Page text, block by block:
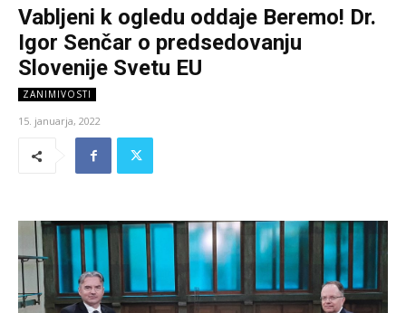
Vabljeni k ogledu oddaje Beremo! Dr.
Igor Senčar o predsedovanju
Slovenije Svetu EU
ZANIMIVOSTI
15. januarja, 2022